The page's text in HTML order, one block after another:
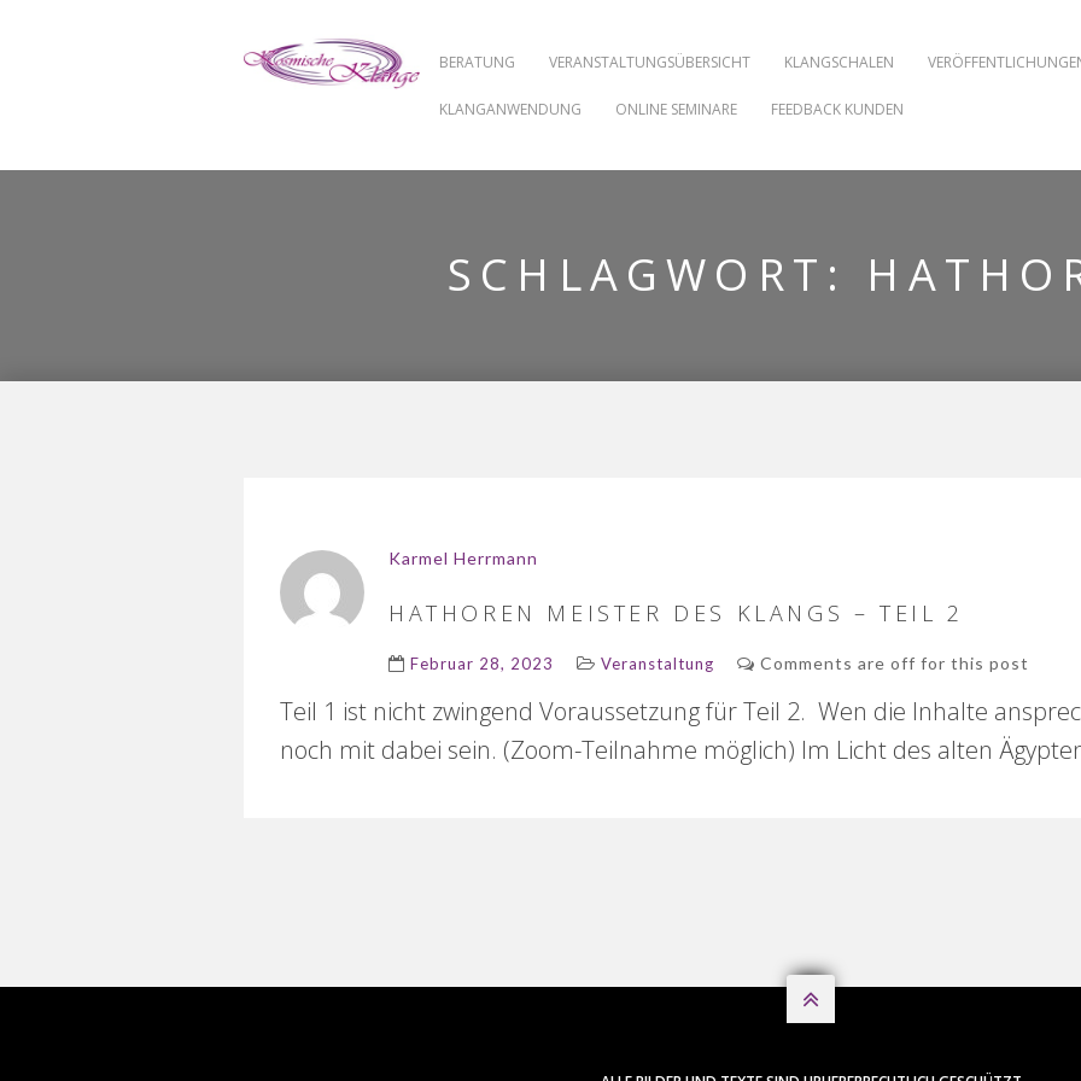
BERATUNG VERANSTALTUNGSÜBERSICHT KLANGSCHALEN
KLANGANWENDUNG ONLINE SEMINARE FEEDBACK KUNDEN
SCHLAGWORT:
Karmel Herrmann
HATHOREN MEISTER DES KLANGS – TEIL 2
Februar 28, 2023 Veranstaltung Comments are off for this post
Teil 1 ist nicht zwingend Voraussetzung für Teil 2. Wen die Inhalte
noch mit dabei sein. (Zoom-Teilnahme möglich) Im Licht des alten
